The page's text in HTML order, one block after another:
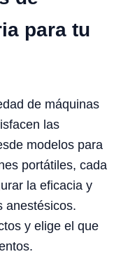
para tu
de máquinas
las
modelos para
portátiles, cada
la eficacia y
anestésicos.
y elige el que